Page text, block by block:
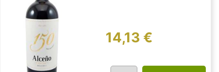
14,13 €